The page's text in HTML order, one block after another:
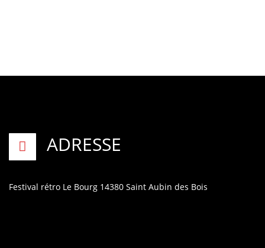
ADRESSE
Festival rétro Le Bourg 14380 Saint Aubin des Bois